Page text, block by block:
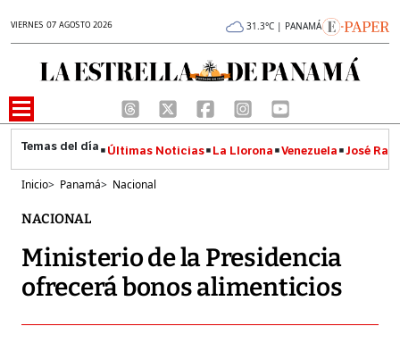
VIERNES 07 AGOSTO 2026 31.3°C | PANAMÁ
Últimas Noticias La Llorona Venezuela José
Inicio> Panamá> Nacional
NACIONAL
Ministerio de la Presidencia
ofrecerá bonos alimenticios